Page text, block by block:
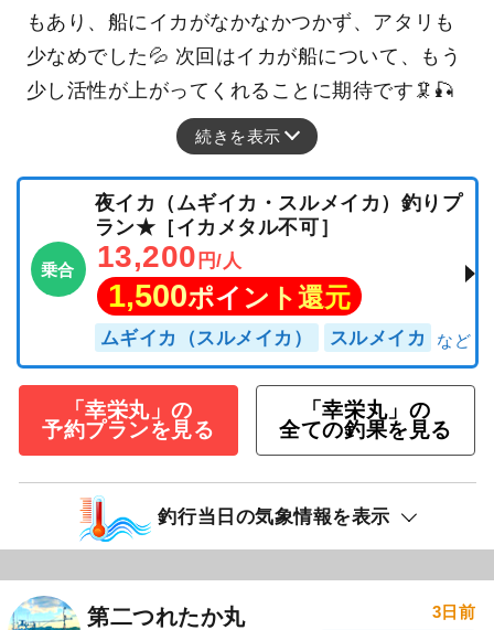
もあり、船にイカがなかなかつかず、アタリも
少なめでした💦 次回はイカが船について、もう
少し活性が上がってくれることに期待です🦑🎣
続きを表示
乗合
夜イカ（ムギイカ・スルメイカ）釣りプ
ラン★［イカメタル不可］
13,200 円/人
1,500ポイント還元
ムギイカ（スルメイカ） スルメイカ
「幸栄丸」の
予約プランを見る
「幸栄丸」の
全ての釣果を見る
釣行当日の気象情報を表示
第二つれたか丸 3日前